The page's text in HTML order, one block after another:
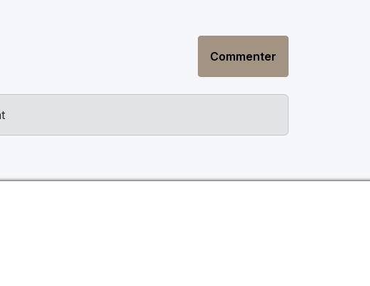
Commenter